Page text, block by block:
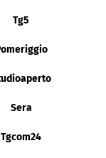
Tg5
Sera
Tgcom24